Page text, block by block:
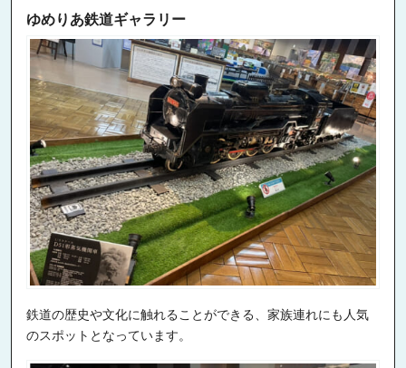
ゆめりあ鉄道ギャラリー
鉄道の歴史や文化に触れることができる、家族連れにも人気
のスポットとなっています。